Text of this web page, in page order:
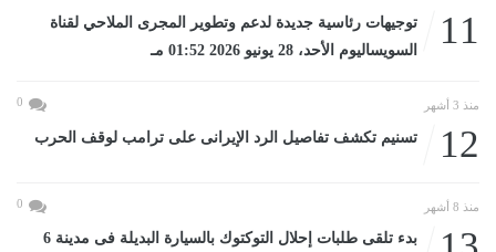
11
توجيهات رئاسية جديدة لدعم وتطوير المجرى الملاحي لقناة
السويساليوم الأحد، 28 يونيو 2026 01:52 مـ
منذ 3 أشهر 0
12 تسنيم تكشف تفاصيل الرد الإيرانى على ترامب لوقف الحرب
منذ 8 أشهر 0
بدء تلقى طلبات إحلال التوكتوك بالسيارة البديلة فى مدينة 6